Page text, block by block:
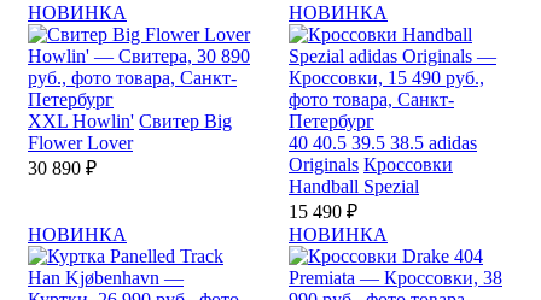
НОВИНКА
XXL Howlin' Свитер Big
Flower Lover
30 890 ₽
НОВИНКА
40 40.5 39.5 38.5 adidas
Originals Кроссовки
Handball Spezial
15 490 ₽
НОВИНКА
НОВИНКА